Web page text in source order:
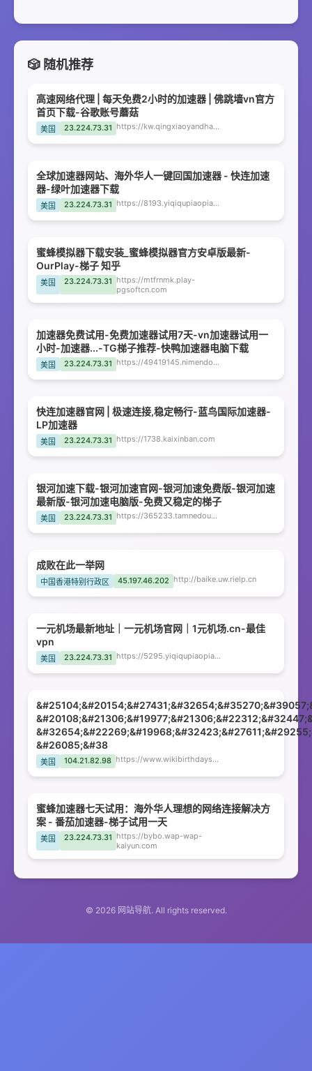
🎲 随机推荐
高速网络代理 | 每天免费2小时的加速器 | 佛跳墙vn官方
首页下载-谷歌账号蘑菇
美国 23.224.73.31 https://kw.qingxiaoyandhaizi.cn
全球加速器网站、海外华人一键回国加速器 - 快连加速
器-绿叶加速器下载
美国 23.224.73.31 https://8193.yiqiqupiaopiao.cn
蜜蜂模拟器下载安装_蜜蜂模拟器官方安卓版最新-
OurPlay-梯子 知乎
美国 23.224.73.31 https://mtfrnmk.play-
pgsoftcn.com
加速器免费试用-免费加速器试用7天-vn加速器试用一
小时-加速器...-TG梯子推荐-快鸭加速器电脑下载
美国 23.224.73.31 https://49419145.nimendoushuohaochi888.cn
快连加速器官网 | 极速连接,稳定畅行-蓝鸟国际加速器-
LP加速器
美国 23.224.73.31 https://1738.kaixinban.com
银河加速下载-银河加速官网-银河加速免费版-银河加速
最新版-银河加速电脑版-免费又稳定的梯子
美国 23.224.73.31 https://365233.tamnedousdalaoshu.cn
成败在此一举网
中国香港特别行政区 45.197.46.202 http://baike.uw.rielp.cn
一元机场最新地址｜一元机场官网｜1元机场.cn-最佳
vpn
美国 23.224.73.31 https://5295.yiqiqupiaopiao.cn
&#26085;&#38
美国 104.21.82.98 https://www.wikibirthdays.net
蜜蜂加速器七天试用：海外华人理想的网络连接解决方
案 - 番茄加速器-梯子试用一天
美国 23.224.73.31 https://bybo.wap-wap-
kaiyun.com
© 2026 网站导航. All rights reserved.